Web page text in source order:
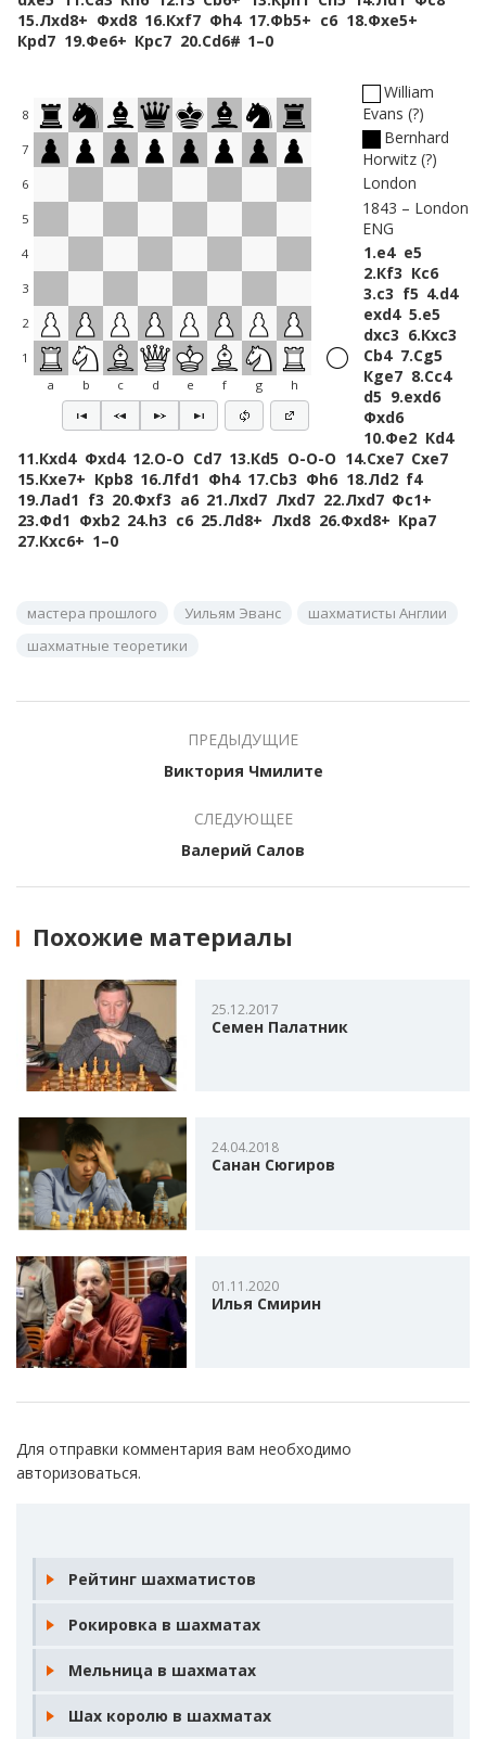
15.Лxd8+ Фxd8 16.Кxf7 Фh4 17.Фb5+ c6 18.Фxe5+
Крd7 19.Фe6+ Крc7 20.Сd6# 1–0
8
7
6
5
4
3
2
1
a
b c d e f g h
William
Evans ?
Bernhard
Horwitz ?
London
1843
London
ENG
1.e4 e5
2.Кf3 Кc6
3.c3 f5 4.d4
exd4 5.e5
dxc3 6.Кxc3
Сb4 7.Сg5
Кge7 8.Сc4
d5 9.exd6
Фxd6
10.Фe2 Кd4
11.Кxd4 Фxd4 12.O-O Сd7 13.Кd5 O-O-O 14.Сxe7 Сxe7
15.Кxe7+ Крb8 16.Лfd1 Фh4 17.Сb3 Фh6 18.Лd2 f4
19.Лad1 f3 20.Фxf3 a6 21.Лxd7 Лxd7 22.Лxd7 Фc1+
23.Фd1 Фxb2 24.h3 c6 25.Лd8+ Лxd8 26.Фxd8+ Крa7
27.Кxc6+ 1–0
мастера прошлого Уильям Эванс
шахматисты Англии
шахматные теоретики
ПРЕДЫДУЩИЕ
Виктория Чмилите
СЛЕДУЮЩЕЕ
Валерий Салов
Похожие материалы
25.12.2017
Семен Палатник
24.04.2018
Санан Сюгиров
01.11.2020
Илья Смирин
Для отправки комментария вам необходимо
авторизоваться.
Рейтинг шахматистов
Рокировка в шахматах
Мельница в шахматах
Шах королю в шахматах